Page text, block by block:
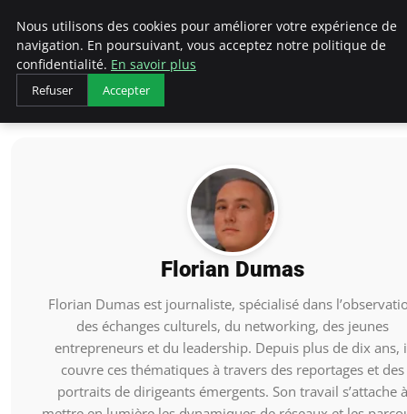
AIESEC France
Accueil Florian Dumas
Florian Dumas
Florian Dumas est journaliste, spécialisé dans
des échanges culturels, du networking, des jeunes
entrepreneurs et du leadership. Depuis plus de dix ans,
couvre ces thématiques à travers des reportages et des
portraits de dirigeants émergents. Son travail s’attache à
Nous utilisons des cookies pour améliorer votre expérience de
navigation. En poursuivant, vous acceptez notre politique de
confidentialité. En savoir plus
Refuser Accepter